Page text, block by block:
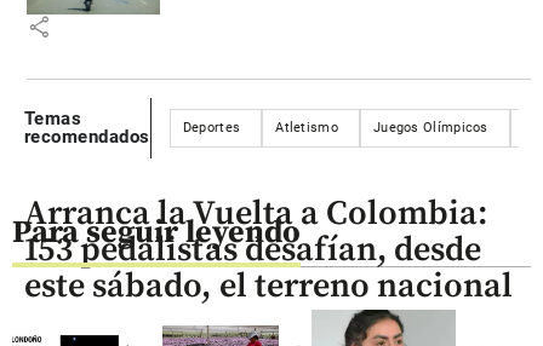
share
Temas
recomendados
Deportes Atletismo Juegos Olímpicos
Para seguir leyendo
Arranca la Vuelta a Colombia:
153 pedalistas desafían, desde
este sábado, el terreno nacional